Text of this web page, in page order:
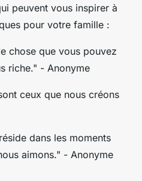
peuvent vous inspirer à
pour votre famille :
chose que vous pouvez
riche." - Anonyme
ceux que nous créons
dans les moments
aimons." - Anonyme